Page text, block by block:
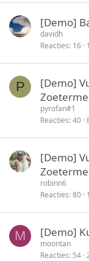
[Demo]
davidh
Reacties 16
P
[Demo]
pyrofan#1
Reacties 40
[Demo]
robinn6
Reacties 80
M [Demo]
moontan
Reacties 54